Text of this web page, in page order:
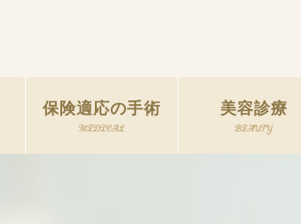
保険適応の手術 美容診療